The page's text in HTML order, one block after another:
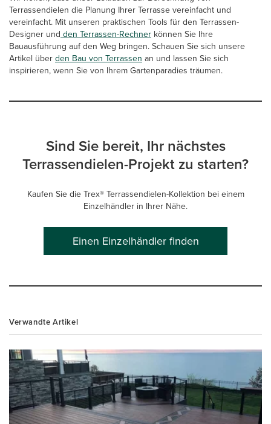
Terrassendielen die Planung Ihrer Terrasse vereinfacht und
vereinfacht. Mit unseren praktischen Tools für den Terrassen-
Designer und den Terrassen-Rechner können Sie Ihre
Bauausführung auf den Weg bringen. Schauen Sie sich unsere
Artikel über den Bau von Terrassen an und lassen Sie sich
inspirieren, wenn Sie von Ihrem Gartenparadies träumen.
Sind Sie bereit, Ihr nächstes
Terrassendielen-Projekt zu starten?
Kaufen Sie die Trex® Terrassendielen-Kollektion bei einem
Einzelhändler in Ihrer Nähe.
Einen Einzelhändler finden
Verwandte Artikel